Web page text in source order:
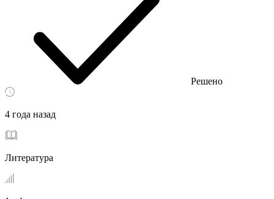
Решено
4 года назад
Литература